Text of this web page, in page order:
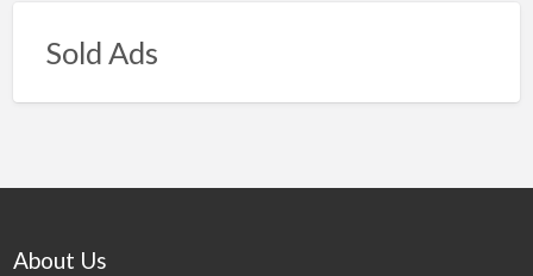
Sold Ads
About Us